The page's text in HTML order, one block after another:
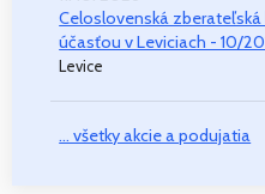
Celoslovenská
účasťou v Leviciach - 10/
Levice
... všetky akcie a podujatia